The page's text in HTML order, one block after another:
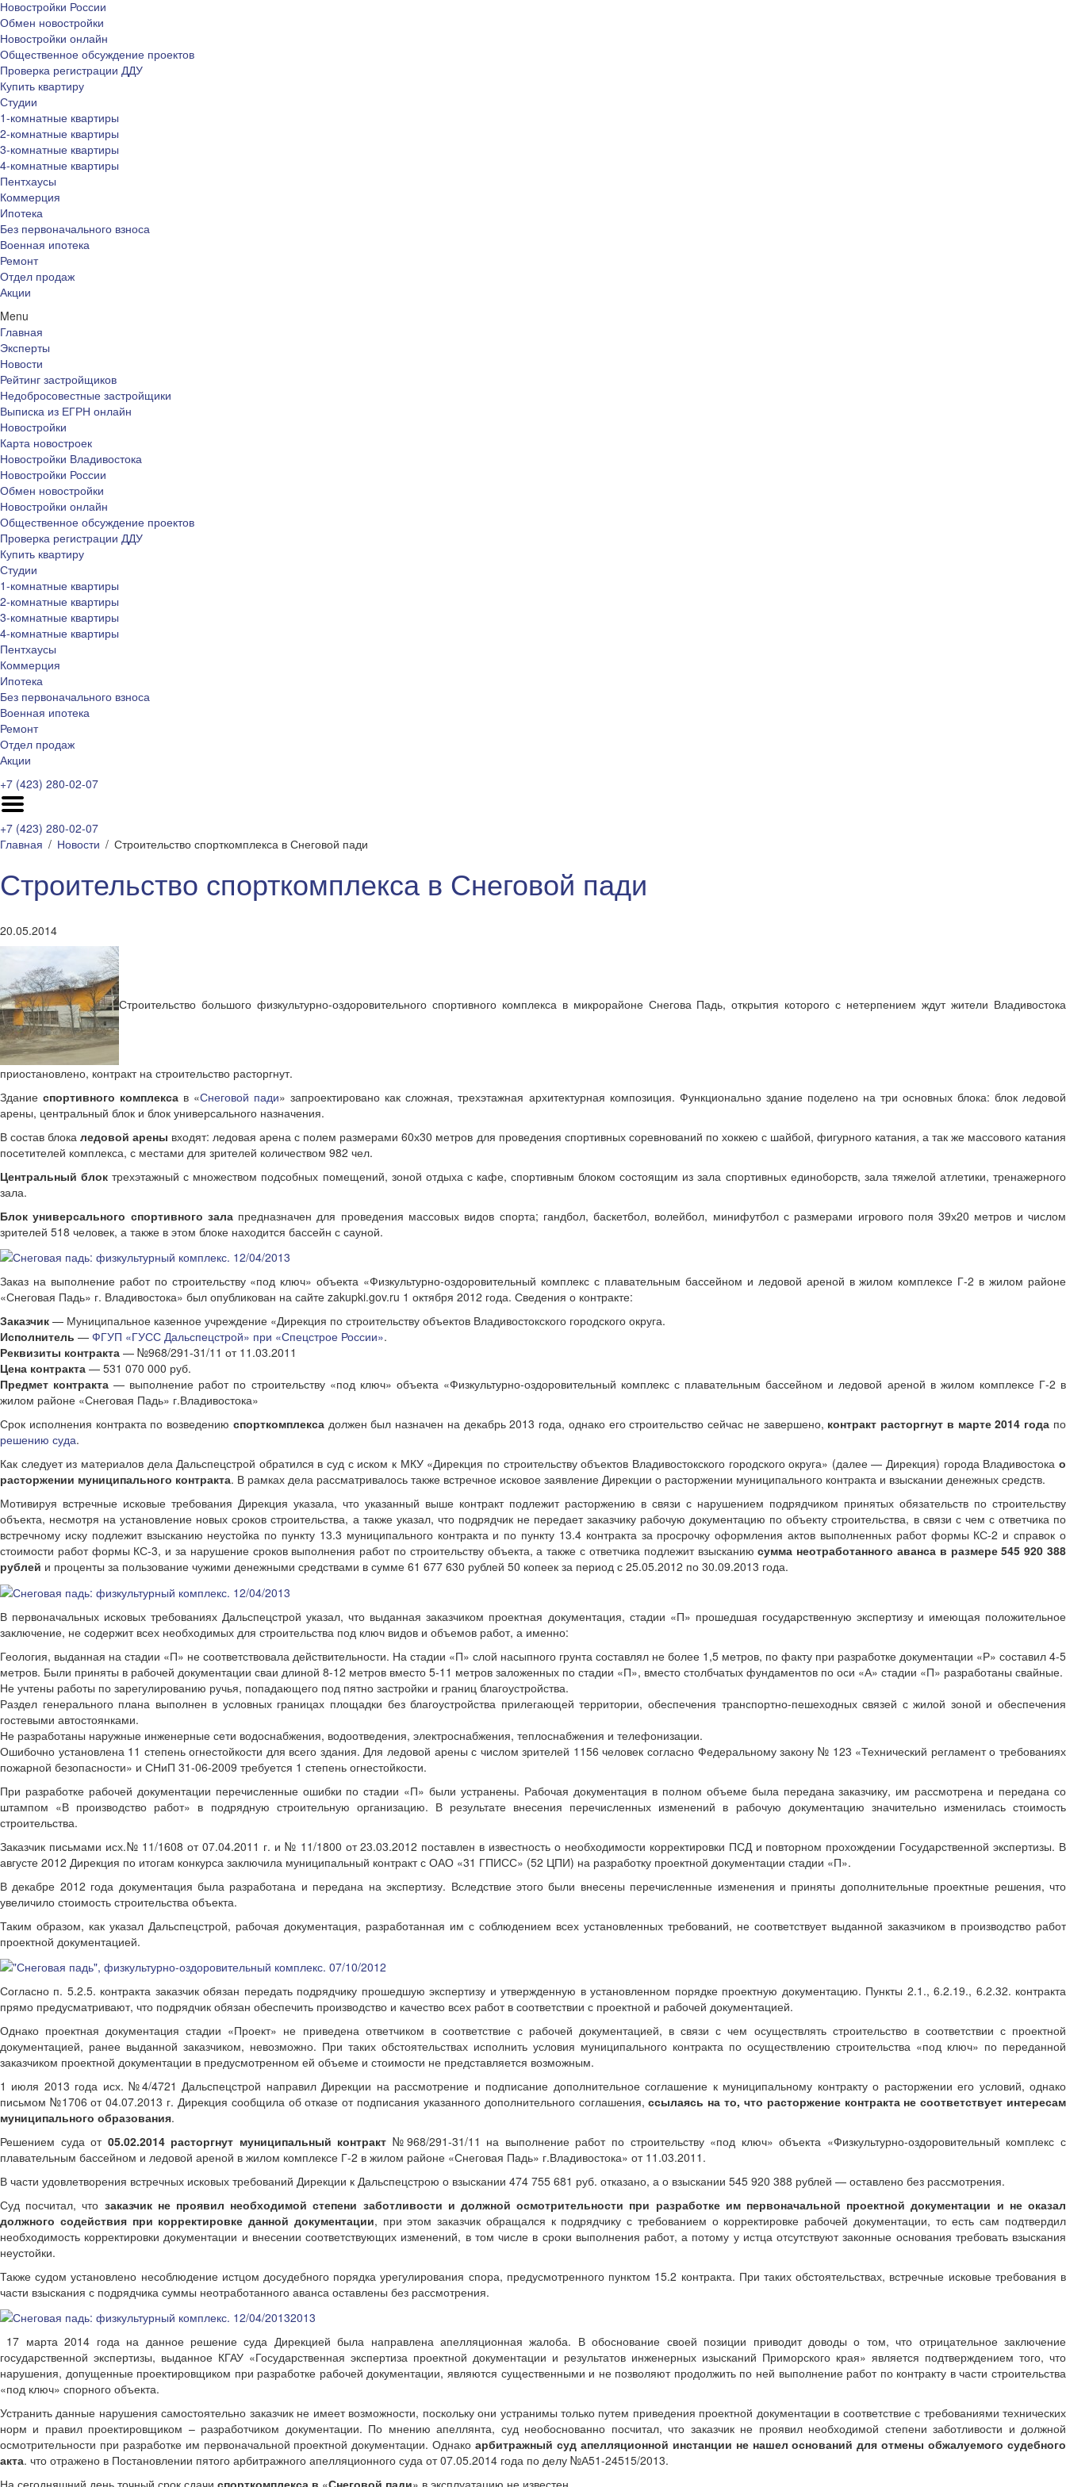
Новостройки России
Обмен новостройки
Новостройки онлайн
Общественное обсуждение проектов
Проверка регистрации ДДУ
Купить квартиру
Студии
1-комнатные квартиры
2-комнатные квартиры
3-комнатные квартиры
4-комнатные квартиры
Пентхаусы
Коммерция
Ипотека
Без первоначального взноса
Военная ипотека
Ремонт
Отдел продаж
Акции
Menu
Главная
Эксперты
Новости
Рейтинг застройщиков
Недобросовестные застройщики
Выписка из ЕГРН онлайн
Новостройки
Карта новостроек
Новостройки Владивостока
Новостройки России
Обмен новостройки
Новостройки онлайн
Общественное обсуждение проектов
Проверка регистрации ДДУ
Купить квартиру
Студии
1-комнатные квартиры
2-комнатные квартиры
3-комнатные квартиры
4-комнатные квартиры
Пентхаусы
Коммерция
Ипотека
Без первоначального взноса
Военная ипотека
Ремонт
Отдел продаж
Акции
+7 (423) 280-02-07
+7 (423) 280-02-07
Главная
Новости Строительство спорткомплекса в Снеговой пади
Строительство спорткомплекса в Снеговой пади
20.05.2014
Строительство большого физкультурно-оздоровительного спортивного комплекса в микрорайоне Снегова Падь, открытия которого с нетерпением ждут жители Владивостока
приостановлено, контракт на строительство расторгнут.
Зданиеспортивного комплекса в «Снеговой пади» запроектировано как сложная, трехэтажная архитектурная композиция. Функционально здание поделено на три основных блока: блок ледовой
арены, центральный блок и блок универсального назначения.
В состав блокаледовой арены входят: ледовая арена с полем размерами 60х30 метров для проведения спортивных соревнований по хоккею с шайбой, фигурного катания, а так же массового катания
посетителей комплекса, с местами для зрителей количеством 982 чел.
Центральный блок трехэтажный с множеством подсобных помещений, зоной отдыха с кафе, спортивным блоком состоящим из зала спортивных единоборств, зала тяжелой атлетики, тренажерного
зала.
Блок универсального спортивного залапредназначен для проведения массовых видов спорта; гандбол, баскетбол, волейбол, минифутбол с размерами игрового поля 39х20 метров и числом
зрителей 518 человек, а также в этом блоке находится бассейн с сауной.
Заказ на выполнение работ по строительству «под ключ» объекта «Физкультурно-оздоровительный комплекс с плавательным бассейном и ледовой ареной в жилом комплексе Г-2 в жилом районе
«Снеговая Падь» г. Владивостока» был опубликован на сайте zakupki.gov.ru 1 октября 2012 года. Сведения о контракте:
Заказчик — Муниципальное казенное учреждение «Дирекция по строительству объектов Владивостокского городского округа.
Исполнитель — ФГУП «ГУСС Дальспецстрой» при «Спецстрое России».
Реквизиты контракта — №968/291-31/11 от 11.03.2011
Цена контракта — 531 070 000 руб.
Предмет контракта — выполнение работ по строительству «под ключ» объекта «Физкультурно-оздоровительный комплекс с плавательным бассейном и ледовой ареной в жилом комплексе Г-2 в
жилом районе «Снеговая Падь» г.Владивостока»
Срок исполнения контракта по возведению спорткомплексадолжен был назначен на декабрь 2013 года, однако его строительство сейчас не завершено, контракт расторгнут в марте 2014 года по
решению суда.
Как следует из материалов дела Дальспецстрой обратился в суд с иском к МКУ «Дирекция по строительству объектов Владивостокского городского округа» (далее — Дирекция) города Владивостока о
расторжении муниципального контракта. В рамках дела рассматривалось также встречное исковое заявление Дирекции о расторжении муниципального контракта и взыскании денежных средств.
Мотивируя встречные исковые требования Дирекция указала, что указанный выше контракт подлежит расторжению в связи с нарушением подрядчиком принятых обязательств по строительству
объекта, несмотря на установление новых сроков строительства, а также указал, что подрядчик не передает заказчику рабочую документацию по объекту строительства, в связи с чем с ответчика по
встречному иску подлежит взысканию неустойка по пункту 13.3 муниципального контракта и по пункту 13.4 контракта за просрочку оформления актов выполненных работ формы КС-2 и справок о
стоимости работ формы КС-3, и за нарушение сроков выполнения работ по строительству объекта, а также с ответчика подлежит взысканиюсумма неотработанного аванса в размере 545 920 388
рублей и проценты за пользование чужими денежными средствами в сумме 61 677 630 рублей 50 копеек за период с 25.05.2012 по 30.09.2013 года.
В первоначальных исковых требованиях Дальспецстрой указал, что выданная заказчиком проектная документация, стадии «П» прошедшая государственную экспертизу и имеющая положительное
заключение, не содержит всех необходимых для строительства под ключ видов и объемов работ, а именно:
Геология, выданная на стадии «П» не соответствовала действительности. На стадии «П» слой насыпного грунта составлял не более 1,5 метров, по факту при разработке документации «Р» составил 4-5
метров. Были приняты в рабочей документации сваи длиной 8-12 метров вместо 5-11 метров заложенных по стадии «П», вместо столбчатых фундаментов по оси «А» стадии «П» разработаны свайные.
Не учтены работы по зарегулированию ручья, попадающего под пятно застройки и границ благоустройства.
Раздел генерального плана выполнен в условных границах площадки без благоустройства прилегающей территории, обеспечения транспортно-пешеходных связей с жилой зоной и обеспечения
гостевыми автостоянками.
Не разработаны наружные инженерные сети водоснабжения, водоотведения, электроснабжения, теплоснабжения и телефонизации.
Ошибочно установлена 11 степень огнестойкости для всего здания. Для ледовой арены с числом зрителей 1156 человек согласно Федеральному закону № 123 «Технический регламент о требованиях
пожарной безопасности» и СНиП 31-06-2009 требуется 1 степень огнестойкости.
При разработке рабочей документации перечисленные ошибки по стадии «П» были устранены. Рабочая документация в полном объеме была передана заказчику, им рассмотрена и передана со
штампом «В производство работ» в подрядную строительную организацию. В результате внесения перечисленных изменений в рабочую документацию значительно изменилась стоимость
строительства.
Заказчик письмами исх.№ 11/1608 от 07.04.2011 г. и № 11/1800 от 23.03.2012 поставлен в известность о необходимости корректировки ПСД и повторном прохождении Государственной экспертизы. В
августе 2012 Дирекция по итогам конкурса заключила муниципальный контракт с ОАО «31 ГПИСС» (52 ЦПИ) на разработку проектной документации стадии «П».
В декабре 2012 года документация была разработана и передана на экспертизу. Вследствие этого были внесены перечисленные изменения и приняты дополнительные проектные решения, что
увеличило стоимость строительства объекта.
Таким образом, как указал Дальспецстрой, рабочая документация, разработанная им с соблюдением всех установленных требований, не соответствует выданной заказчиком в производство работ
проектной документацией.
Согласно п. 5.2.5. контракта заказчик обязан передать подрядчику прошедшую экспертизу и утвержденную в установленном порядке проектную документацию. Пункты 2.1., 6.2.19., 6.2.32. контракта
прямо предусматривают, что подрядчик обязан обеспечить производство и качество всех работ в соответствии с проектной и рабочей документацией.
Однако проектная документация стадии «Проект» не приведена ответчиком в соответствие с рабочей документацией, в связи с чем осуществлять строительство в соответствии с проектной
документацией, ранее выданной заказчиком, невозможно. При таких обстоятельствах исполнить условия муниципального контракта по осуществлению строительства «под ключ» по переданной
заказчиком проектной документации в предусмотренном ей объеме и стоимости не представляется возможным.
1 июля 2013 года исх. №4/4721 Дальспецстрой направил Дирекции на рассмотрение и подписание дополнительное соглашение к муниципальному контракту о расторжении его условий, однако
письмом №1706 от 04.07.2013 г. Дирекция сообщила об отказе от подписания указанного дополнительного соглашения,ссылаясь на то, что расторжение контракта не соответствует интересам
муниципального образования.
Решением суда от 05.02.2014 расторгнут муниципальный контракт №968/291-31/11 на выполнение работ по строительству «под ключ» объекта «Физкультурно-оздоровительный комплекс с
плавательным бассейном и ледовой ареной в жилом комплексе Г-2 в жилом районе «Снеговая Падь» г.Владивостока» от 11.03.2011.
В части удовлетворения встречных исковых требований Дирекции к Дальспецстрою о взыскании 474 755 681 руб. отказано, а о взыскании 545 920 388 рублей — оставлено без рассмотрения.
Суд посчитал, что заказчик не проявил необходимой степени заботливости и должной осмотрительности при разработке им первоначальной проектной документации и не оказал
должного содействия при корректировке данной документации, при этом заказчик обращался к подрядчику с требованием о корректировке рабочей документации, то есть сам подтвердил
необходимость корректировки документации и внесении соответствующих изменений, в том числе в сроки выполнения работ, а потому у истца отсутствуют законные основания требовать взыскания
неустойки.
Также судом установлено несоблюдение истцом досудебного порядка урегулирования спора, предусмотренного пунктом 15.2 контракта. При таких обстоятельствах, встречные исковые требования в
части взыскания с подрядчика суммы неотработанного аванса оставлены без рассмотрения.
17 марта 2014 года на данное решение суда Дирекцией была направлена апелляционная жалоба. В обоснование своей позиции приводит доводы о том, что отрицательное заключение
государственной экспертизы, выданное КГАУ «Государственная экспертиза проектной документации и результатов инженерных изысканий Приморского края» является подтверждением того, что
нарушения, допущенные проектировщиком при разработке рабочей документации, являются существенными и не позволяют продолжить по ней выполнение работ по контракту в части строительства
«под ключ» спорного объекта.
Устранить данные нарушения самостоятельно заказчик не имеет возможности, поскольку они устранимы только путем приведения проектной документации в соответствие с требованиями технических
норм и правил проектировщиком – разработчиком документации. По мнению апеллянта, суд необоснованно посчитал, что заказчик не проявил необходимой степени заботливости и должной
осмотрительности при разработке им первоначальной проектной документации. Однакоарбитражный суд апелляционной инстанции не нашел оснований для отмены обжалуемого судебного
акта. что отражено в Постановлении пятого арбитражного апелляционного суда от 07.05.2014 года по делу №А51-24515/2013.